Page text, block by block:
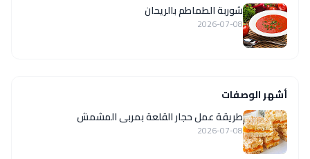
شوربة الطماطم بالريحان
2026-07-08
أشهر الوصفات
طريقة عمل حجار القلعة بمربى المشمش
2026-07-08